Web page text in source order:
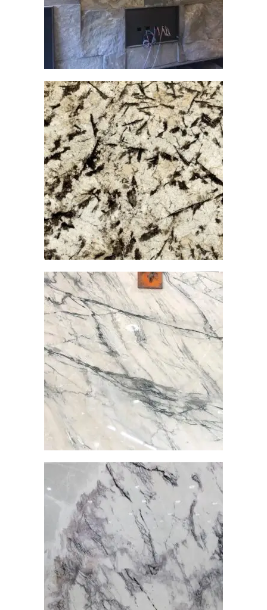
雪山藍
大理石
查看內容
山水墨玉
大理石
查看內容
水雲莎
大理石
查看內容